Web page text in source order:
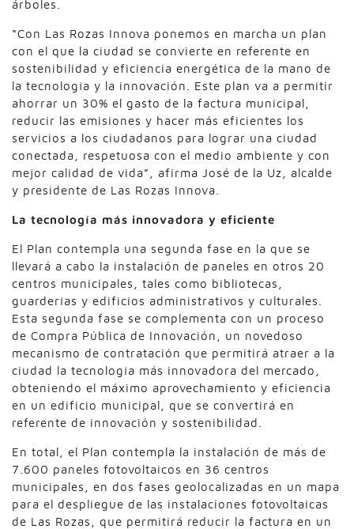
árboles.
“Con Las Rozas Innova ponemos en marcha un plan
con el que la ciudad se convierte en referente en
sostenibilidad y eficiencia energética de la mano de
la tecnología y la innovación. Este plan va a permitir
ahorrar un 30% el gasto de la factura municipal,
reducir las emisiones y hacer más eficientes los
servicios a los ciudadanos para lograr una ciudad
conectada, respetuosa con el medio ambiente y con
mejor calidad de vida”, afirma José de la Uz, alcalde
y presidente de Las Rozas Innova.
La tecnología más innovadora y eficiente
El Plan contempla una segunda fase en la que se
llevará a cabo la instalación de paneles en otros 20
centros municipales, tales como bibliotecas,
guarderías y edificios administrativos y culturales.
Esta segunda fase se complementa con un proceso
de Compra Pública de Innovación, un novedoso
mecanismo de contratación que permitirá atraer a la
ciudad la tecnología más innovadora del mercado,
obteniendo el máximo aprovechamiento y eficiencia
en un edificio municipal, que se convertirá en
referente de innovación y sostenibilidad.
En total, el Plan contempla la instalación de más de
7.600 paneles fotovoltaicos en 36 centros
municipales, en dos fases geolocalizadas en un mapa
para el despliegue de las instalaciones fotovoltaicas
de Las Rozas, que permitirá reducir la factura en un